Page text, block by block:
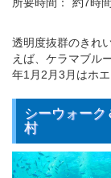
所要時間： 約7時間
透明度抜群のきれ
えば、ケラマブル
年1月2月3月はホ
シーウォー
村